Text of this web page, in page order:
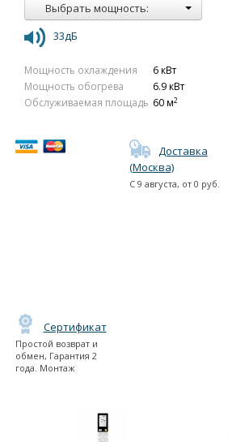
Выбрать мощность:
33дБ
Мощность охлаждения
6 кВт
Мощность обогрева
6.9 кВт
Обслуживаемая площадь 60 м2
Доставка
(Москва)
С 9 августа, от 0 руб.
Сертификат
Простой возврат и
обмен, Гарантия 2
года. Монтаж